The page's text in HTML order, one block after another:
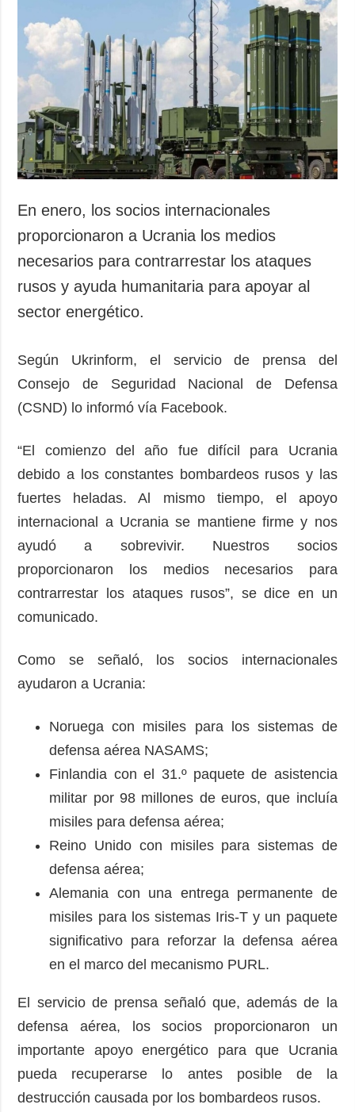
En enero, los socios internacionales
proporcionaron a Ucrania los medios
necesarios para contrarrestar los ataques
rusos y ayuda humanitaria para apoyar al
sector energético.
Según Ukrinform, el servicio de prensa del
Consejo de Seguridad Nacional de Defensa
(CSND) lo informó vía Facebook.
“El comienzo del año fue difícil para Ucrania
debido a los constantes bombardeos rusos y las
fuertes heladas. Al mismo tiempo, el apoyo
internacional a Ucrania se mantiene firme y nos
ayudó a sobrevivir. Nuestros socios
proporcionaron los medios necesarios para
contrarrestar los ataques rusos”, se dice en un
comunicado.
Como se señaló, los socios internacionales
ayudaron a Ucrania:
Noruega con misiles para los sistemas de
defensa aérea NASAMS;
Finlandia con el 31.º paquete de asistencia
militar por 98 millones de euros, que incluía
misiles para defensa aérea;
Reino Unido con misiles para sistemas de
defensa aérea;
Alemania con una entrega permanente de
misiles para los sistemas Iris-T y un paquete
significativo para reforzar la defensa aérea
en el marco del mecanismo PURL.
El servicio de prensa señaló que, además de la
defensa aérea, los socios proporcionaron un
importante apoyo energético para que Ucrania
pueda recuperarse lo antes posible de la
destrucción causada por los bombardeos rusos.